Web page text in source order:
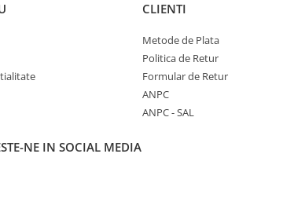
CLIENTI
Metode de Plata
Politica de Retur
Formular de Retur
ANPC
ANPC - SAL
NE IN SOCIAL MEDIA